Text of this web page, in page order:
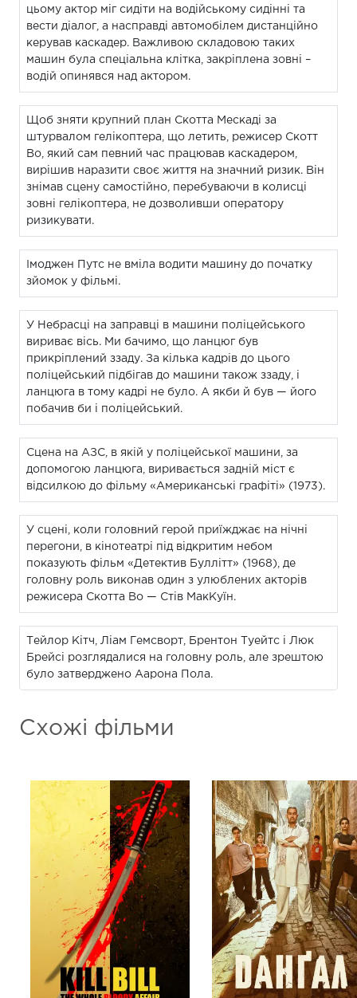
цьому актор міг сидіти на водійському сидінні та
вести діалог, а насправді автомобілем дистанційно
керував каскадер. Важливою складовою таких
машин була спеціальна клітка, закріплена зовні –
водій опинявся над актором.
Щоб зняти крупний план Скотта Мескаді за
штурвалом гелікоптера, що летить, режисер Скотт
Во, який сам певний час працював каскадером,
вирішив наразити своє життя на значний ризик. Він
знімав сцену самостійно, перебуваючи в колисці
зовні гелікоптера, не дозволивши оператору
ризикувати.
Імоджен Путс не вміла водити машину до початку
зйомок у фільмі.
У Небрасці на заправці в машини поліцейського
вириває вісь. Ми бачимо, що ланцюг був
прикріплений ззаду. За кілька кадрів до цього
поліцейський підбігав до машини також ззаду, і
ланцюга в тому кадрі не було. А якби й був — його
побачив би і поліцейський.
Сцена на АЗС, в якій у поліцейської машини, за
допомогою ланцюга, виривається задній міст є
відсилкою до фільму «Американські графіті» (1973).
У сцені, коли головний герой приїжджає на нічні
перегони, в кінотеатрі під відкритим небом
показують фільм «Детектив Буллітт» (1968), де
головну роль виконав один з улюблених акторів
режисера Скотта Во — Стів МакКуїн.
Тейлор Кітч, Ліам Гемсворт, Брентон Туейтс і Люк
Брейсі розглядалися на головну роль, але зрештою
було затверджено Аарона Пола.
Схожі фільми